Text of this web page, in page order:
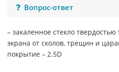
Вопрос-ответ
– закаленное стекло
экрана от сколов, трещин и
покрытие – 2.5D